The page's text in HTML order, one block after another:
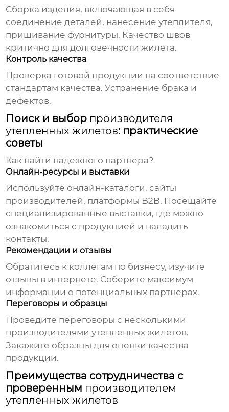
Сборка изделия, включающая в себя
соединение деталей, нанесение утеплителя,
пришивание фурнитуры. Качество швов
критично для долговечности жилета.
Контроль качества
Проверка готовой продукции на соответствие
стандартам качества. Устранение брака и
дефектов.
Поиск и выбор производителя
утепленных жилетов: практические
советы
Как найти надежного партнера?
Онлайн-ресурсы и выставки
Используйте онлайн-каталоги, сайты
производителей, платформы B2B. Посещайте
специализированные выставки, где можно
ознакомиться с продукцией и наладить
контакты.
Рекомендации и отзывы
Обратитесь к коллегам по бизнесу, изучите
отзывы в интернете. Соберите максимум
информации о потенциальных партнерах.
Переговоры и образцы
Проведите переговоры с несколькими
производителями утепленных жилетов.
Закажите образцы для оценки качества
продукции.
Преимущества сотрудничества с
проверенным производителем
утепленных жилетов